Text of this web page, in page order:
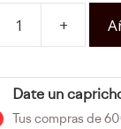
+
Date un
Tus compras de